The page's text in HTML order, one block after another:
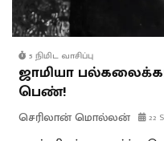
5 நிமிட வாசிப்பு
ஜாமியா
பெண்!
செரிலான் மொல்லன் 22